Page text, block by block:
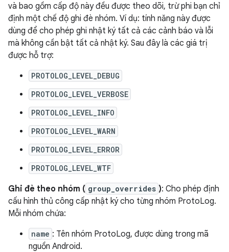
và bao gồm cấp độ này đều được theo dõi, trừ phi bạn chỉ
định một chế độ ghi đè nhóm. Ví dụ: tính năng này được
dùng để cho phép ghi nhật ký tất cả các cảnh báo và lỗi
mà không cần bật tất cả nhật ký. Sau đây là các giá trị
được hỗ trợ:
PROTOLOG_LEVEL_DEBUG
PROTOLOG_LEVEL_VERBOSE
PROTOLOG_LEVEL_INFO
PROTOLOG_LEVEL_WARN
PROTOLOG_LEVEL_ERROR
PROTOLOG_LEVEL_WTF
Ghi đè theo nhóm ( group_overrides ): Cho phép định
cấu hình thủ công cấp nhật ký cho từng nhóm ProtoLog.
Mỗi nhóm chứa:
name : Tên nhóm ProtoLog, được dùng trong mã
nguồn Android.